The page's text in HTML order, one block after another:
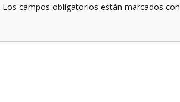
Los campos obligatorios están marcados con